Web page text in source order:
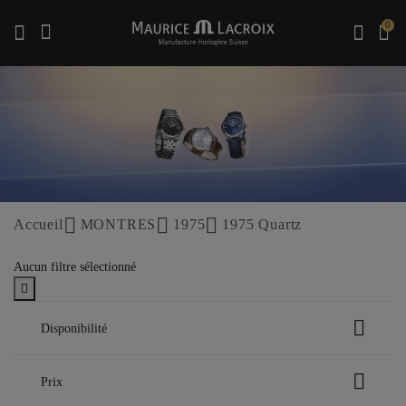
0
Accueil MONTRES 1975 1975 Quartz
Aucun filtre sélectionné
Disponibilité
Prix